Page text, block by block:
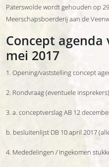
Paterswolde wordt gehouden op
Meerschapsboerderij aan de
Concept agenda
mei 2017
1. Opening/vaststelling concept
2. Rondvraag (eventuele
3. a. conceptverslag AB 12
b. besluitenlijst DB 10 april 2017
4. Mededelingen / Ingekomen